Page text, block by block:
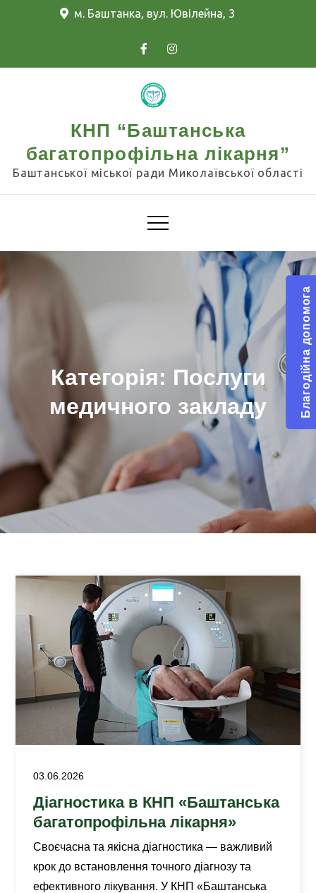
м. Баштанка, вул. Ювілейна, 3
КНП “Баштанська
багатопрофільна лікарня”
Баштанської міської ради Миколаївської області
Категорія: Послуги
медичного закладу
03.06.2026
Діагностика в КНП «Баштанська
багатопрофільна лікарня»
Своєчасна та якісна діагностика — важливий
крок до встановлення точного діагнозу та
ефективного лікування. У КНП «Баштанська
Благодійна допомога